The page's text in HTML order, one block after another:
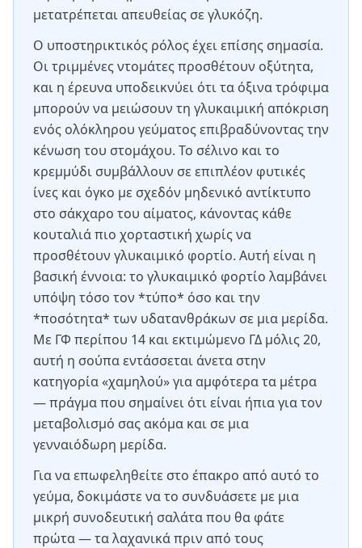
μετατρέπεται απευθείας σε γλυκόζη.
Ο υποστηρικτικός ρόλος έχει επίσης σημασία.
Οι τριμμένες ντομάτες προσθέτουν οξύτητα,
και η έρευνα υποδεικνύει ότι τα όξινα τρόφιμα
μπορούν να μειώσουν τη γλυκαιμική απόκριση
ενός ολόκληρου γεύματος επιβραδύνοντας την
κένωση του στομάχου. Το σέλινο και το
κρεμμύδι συμβάλλουν σε επιπλέον φυτικές
ίνες και όγκο με σχεδόν μηδενικό αντίκτυπο
στο σάκχαρο του αίματος, κάνοντας κάθε
κουταλιά πιο χορταστική χωρίς να
προσθέτουν γλυκαιμικό φορτίο. Αυτή είναι η
βασική έννοια: το γλυκαιμικό φορτίο λαμβάνει
υπόψη τόσο τον *τύπο* όσο και την
*ποσότητα* των υδατανθράκων σε μια μερίδα.
Με ΓΦ περίπου 14 και εκτιμώμενο ΓΔ μόλις 20,
αυτή η σούπα εντάσσεται άνετα στην
κατηγορία «χαμηλού» για αμφότερα τα μέτρα
— πράγμα που σημαίνει ότι είναι ήπια για τον
μεταβολισμό σας ακόμα και σε μια
γενναιόδωρη μερίδα.
Για να επωφεληθείτε στο έπακρο από αυτό το
γεύμα, δοκιμάστε να το συνδυάσετε με μια
μικρή συνοδευτική σαλάτα που θα φάτε
πρώτα — τα λαχανικά πριν από τους